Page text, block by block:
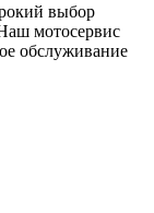
выбор
мотосервис
обслуживание